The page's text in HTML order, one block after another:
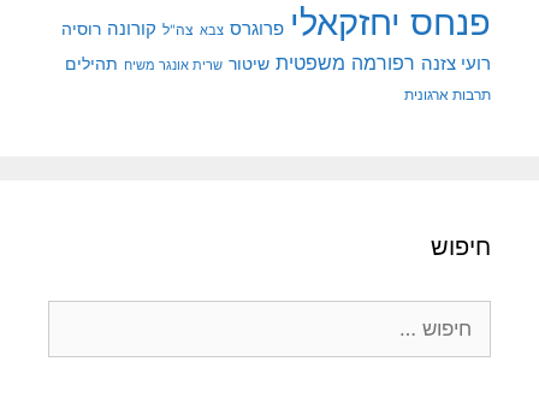
פנחס יחזקאלי פרוגרס צבא צה"ל קורונה רוסיה
רועי צזנה רפורמה משפטית שיטור שרית אונגר משיח תהילים
תרבות ארגונית
חיפוש